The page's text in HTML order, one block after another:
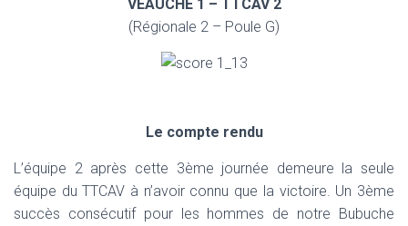
VEAUCHE 1 – TTCAV 2
(Régionale 2 – Poule G)
Le compte rendu
L’équipe 2 après cette 3ème journée demeure la seule
équipe du TTCAV à n’avoir connu que la victoire. Un 3ème
succès consécutif pour les hommes de notre Bubuche